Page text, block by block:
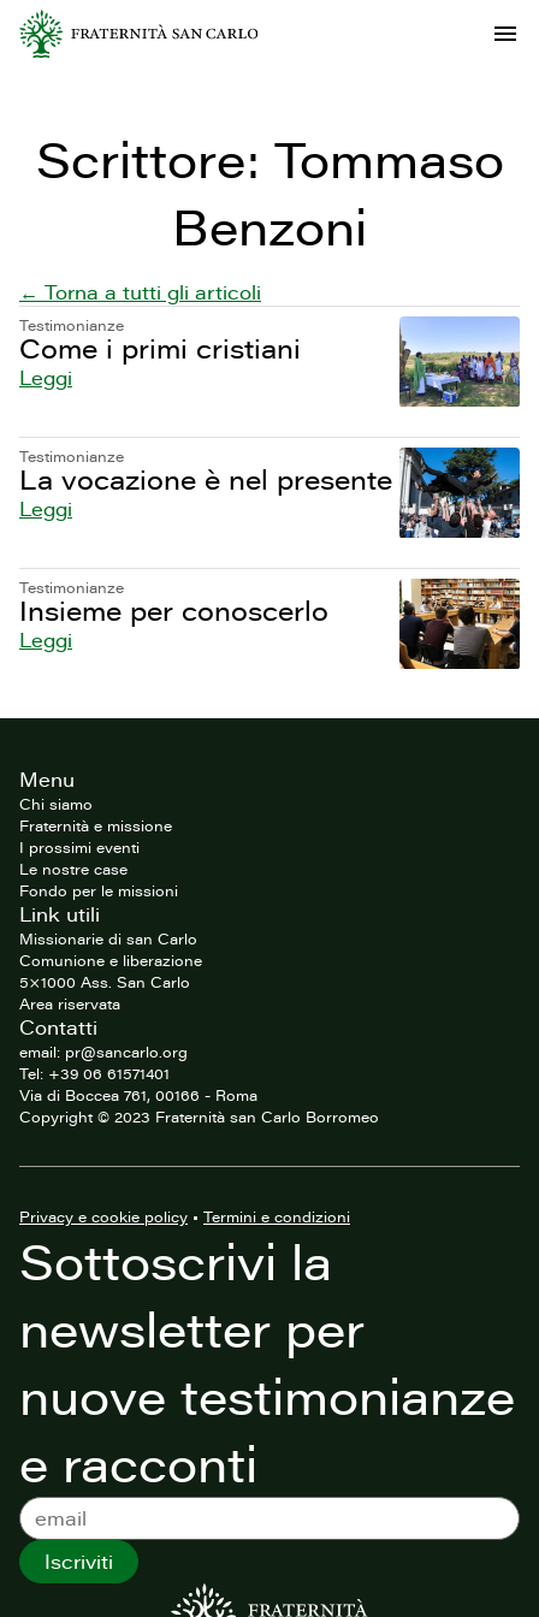
Scrittore: Tommaso
Benzoni
← Torna a tutti gli articoli
Testimonianze
Come i primi cristiani
Leggi
Testimonianze
La vocazione è nel presente
Leggi
Testimonianze
Insieme per conoscerlo
Leggi
FooterMenu
Chi siamo
Fraternità e missione
I prossimi eventi
Le nostre case
Fondo per le missioni
Link utili
Missionarie di san Carlo
Comunione e liberazione
5×1000 Ass. San Carlo
Area riservata
Contatti
email: pr@sancarlo.org
Tel: +39 06 61571401
Via di Boccea 761, 00166 - Roma
Copyright © 2023 Fraternità san Carlo Borromeo
Privacy e cookie policy • Termini e condizioni
Sottoscrivi la
newsletter per
nuove testimonianze
e racconti
Iscriviti